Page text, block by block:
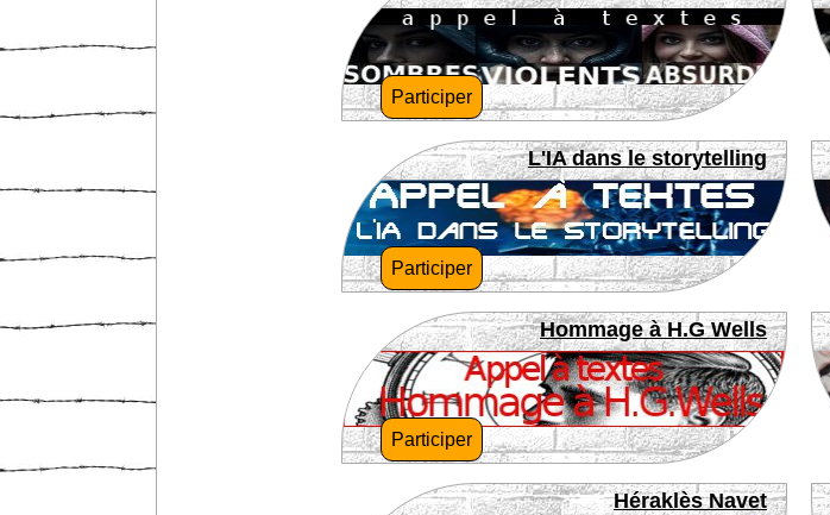
Participer
L'IA dans le storytelling
Participer
Hommage à H.G Wells
Participer
Héraklès Navet